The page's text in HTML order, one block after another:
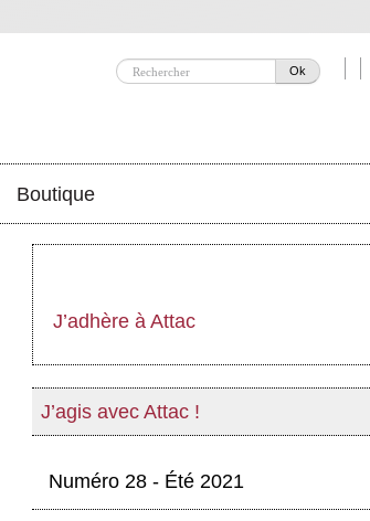
Ok
Boutique
J’adhère à Attac
J’agis avec Attac !
Numéro 28 - Été 2021